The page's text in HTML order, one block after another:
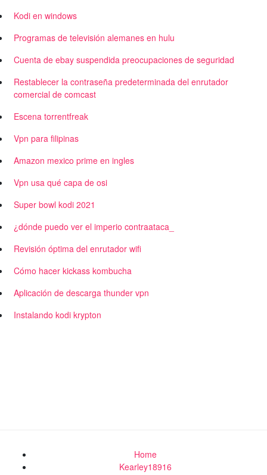
Kodi en windows
Programas de televisión alemanes en hulu
Cuenta de ebay suspendida preocupaciones de seguridad
Restablecer la contraseña predeterminada del enrutador
comercial de comcast
Escena torrentfreak
Vpn para filipinas
Amazon mexico prime en ingles
Vpn usa qué capa de osi
Super bowl kodi 2021
¿dónde puedo ver el imperio contraataca_
Revisión óptima del enrutador wifi
Cómo hacer kickass kombucha
Aplicación de descarga thunder vpn
Instalando kodi krypton
Home
Kearley18916